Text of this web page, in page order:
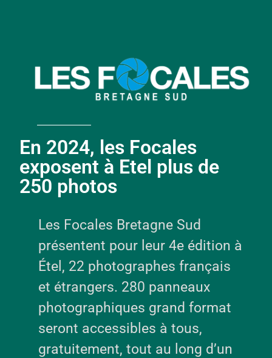
En 2024, les Focales
exposent à Etel plus de
250 photos
Les Focales Bretagne Sud
présentent pour leur 4e édition à
Étel, 22 photographes français
et étrangers. 280 panneaux
photographiques grand format
seront accessibles à tous,
gratuitement, tout au long d’un